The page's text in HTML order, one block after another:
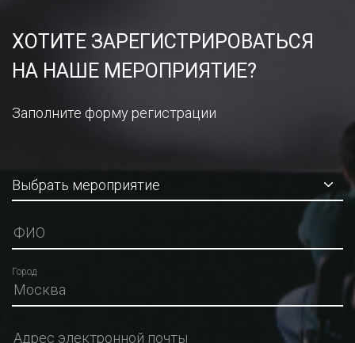
ХОТИТЕ ЗАРЕГИСТРИРОВАТЬСЯ
НА НАШЕ МЕРОПРИЯТИЕ?
Заполните форму регистрации
Город